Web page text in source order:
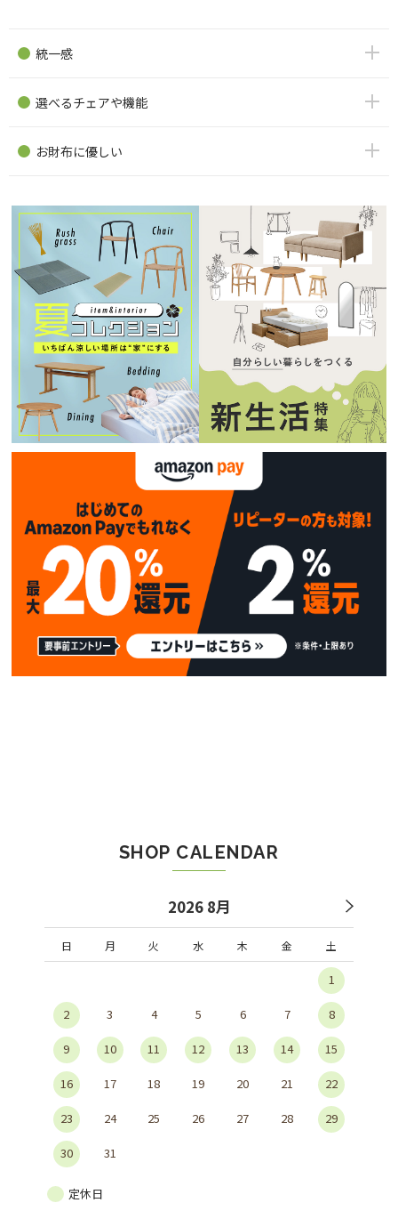
統一感
選べるチェアや機能
お財布に優しい
SHOP CALENDAR
2026 8月
日 月 火 水 木 金 土
1
2 3 4 5 6 7 8
9 10 11 12 13 14 15
16 17 18 19 20 21 22
23 24 25 26 27 28 29
30 31
定休日